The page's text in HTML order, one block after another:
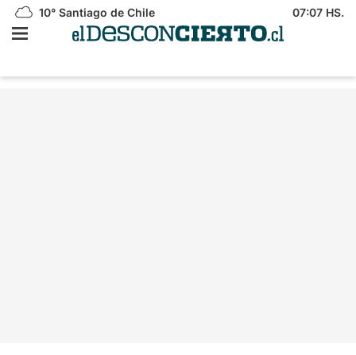
10° Santiago de Chile 07:07 HS.